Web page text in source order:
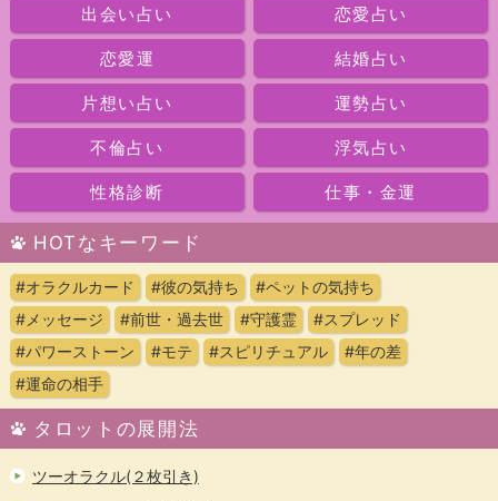
出会い占い 恋愛占い
恋愛運 結婚占い
片想い占い 運勢占い
不倫占い 浮気占い
性格診断 仕事・金運
HOTなキーワード
#オラクルカード #彼の気持ち
#ペットの気持ち
#メッセージ
#前世・過去世 #守護霊
#スプレッド
#パワーストーン
#モテ #スピリチュアル
#年の差
#運命の相手
タロットの展開法
ツーオラクル(２枚引き)